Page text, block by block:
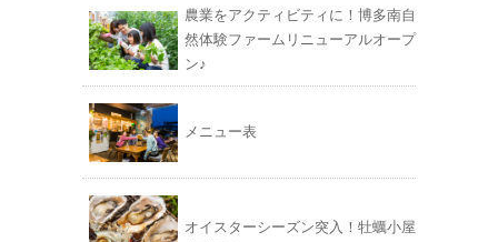
農業をアクティビティに！博多南自
然体験ファームリニューアルオープ
ン♪
メニュー表
オイスターシーズン突入！牡蠣小屋